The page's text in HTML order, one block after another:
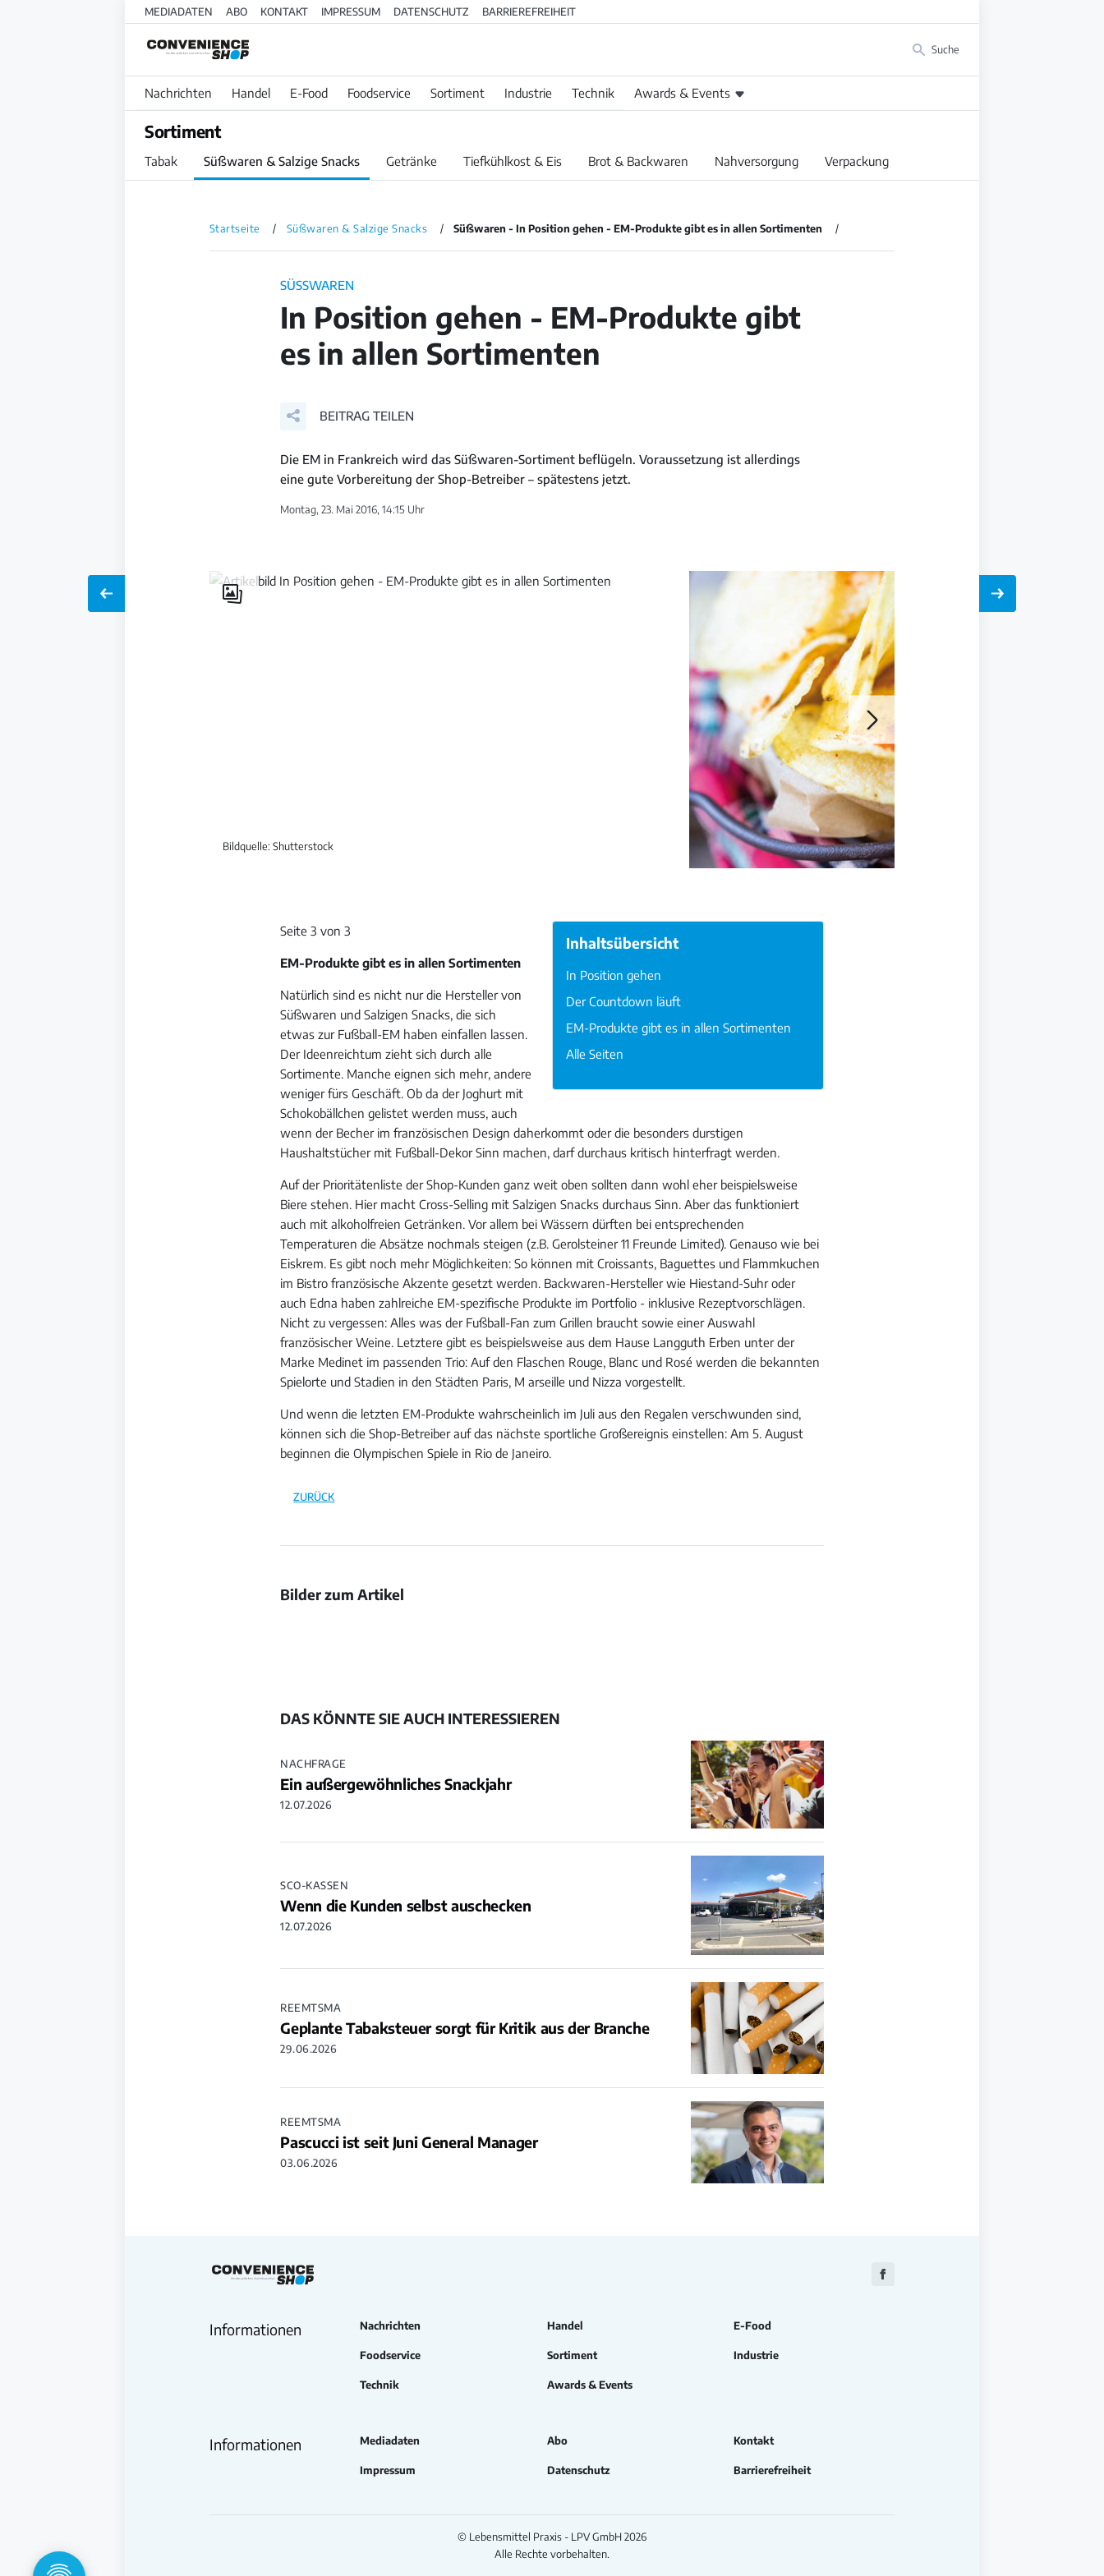
MEDIADATEN ABO KONTAKT IMPRESSUM DATENSCHUTZ BARRIEREFREIHEIT
Suche
Nachrichten Handel E-Food Foodservice Sortiment Industrie Technik Awards & Events
Sortiment
Tabak Süßwaren & Salzige Snacks Getränke Tiefkühlkost & Eis Brot & Backwaren Nahversorgung Verpackung
Startseite Süßwaren & Salzige Snacks Süßwaren - In Position gehen - EM-Produkte gibt es in allen Sortimenten
SÜSSWAREN
In Position gehen - EM-Produkte gibt
es in allen Sortimenten
BEITRAG TEILEN
Die EM in Frankreich wird das Süßwaren-Sortiment beflügeln. Voraussetzung ist allerdings
eine gute Vorbereitung der Shop-Betreiber – spätestens jetzt.
Montag, 23. Mai 2016, 14:15 Uhr
Galerie
öffnen
Galerie
öffnen
Bildquelle: Shutterstock
Inhaltsübersicht
In Position gehen
Der Countdown läuft
EM-Produkte gibt es in allen Sortimenten
Alle Seiten
Seite 3 von 3
EM-Produkte gibt es in allen Sortimenten
Natürlich sind es nicht nur die Hersteller von
Süßwaren und Salzigen Snacks, die sich
etwas zur Fußball-EM haben einfallen lassen.
Der Ideenreichtum zieht sich durch alle
Sortimente. Manche eignen sich mehr, andere
weniger fürs Geschäft. Ob da der Joghurt mit
Schokobällchen gelistet werden muss, auch
wenn der Becher im französischen Design daherkommt oder die besonders durstigen
Haushaltstücher mit Fußball-Dekor Sinn machen, darf durchaus kritisch hinterfragt werden.
Auf der Prioritätenliste der Shop-Kunden ganz weit oben sollten dann wohl eher beispielsweise
Biere stehen. Hier macht Cross-Selling mit Salzigen Snacks durchaus Sinn. Aber das funktioniert
auch mit alkoholfreien Getränken. Vor allem bei Wässern dürften bei entsprechenden
Temperaturen die Absätze nochmals steigen (z.B. Gerolsteiner 11 Freunde Limited). Genauso wie bei
Eiskrem. Es gibt noch mehr Möglichkeiten: So können mit Croissants, Baguettes und Flammkuchen
im Bistro französische Akzente gesetzt werden. Backwaren-Hersteller wie Hiestand-Suhr oder
auch Edna haben zahlreiche EM-spezifische Produkte im Portfolio - inklusive Rezeptvorschlägen.
Nicht zu vergessen: Alles was der Fußball-Fan zum Grillen braucht sowie einer Auswahl
französischer Weine. Letztere gibt es beispielsweise aus dem Hause Langguth Erben unter der
Marke Medinet im passenden Trio: Auf den Flaschen Rouge, Blanc und Rosé werden die bekannten
Spielorte und Stadien in den Städten Paris, M arseille und Nizza vorgestellt.
Und wenn die letzten EM-Produkte wahrscheinlich im Juli aus den Regalen verschwunden sind,
können sich die Shop-Betreiber auf das nächste sportliche Großereignis einstellen: Am 5. August
beginnen die Olympischen Spiele in Rio de Janeiro.
ZURÜCK
Bilder zum Artikel
DAS KÖNNTE SIE AUCH INTERESSIEREN
NACHFRAGE
Ein außergewöhnliches Snackjahr
12.07.2026
SCO-KASSEN
Wenn die Kunden selbst auschecken
12.07.2026
REEMTSMA
Geplante Tabaksteuer sorgt für Kritik aus der Branche
29.06.2026
REEMTSMA
Pascucci ist seit Juni General Manager
03.06.2026
Zu
Informationen Nachrichten Handel E-Food
Foodservice Sortiment Industrie
Technik Awards & Events
Informationen Mediadaten Abo Kontakt
Impressum Datenschutz Barrierefreiheit
© Lebensmittel Praxis - LPV GmbH 2026
Alle Rechte vorbehalten.